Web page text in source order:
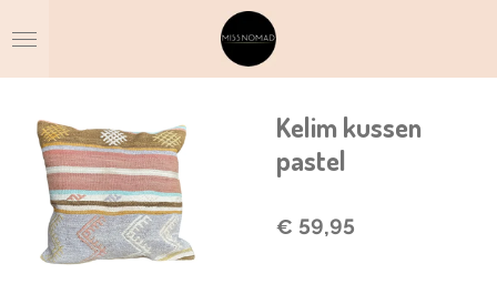
direct
hoofdinhoud
Kelim kussen
pastel
€ 59,95